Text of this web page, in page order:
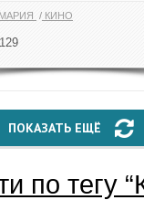
КИНО
129
ПОКАЗАТЬ ЕЩЁ
по тегу “